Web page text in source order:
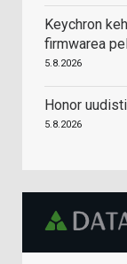
Keychron
firmwarea
5.8.2026
Honor
5.8.2026